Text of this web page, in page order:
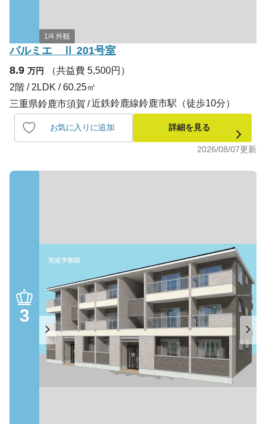
1/4 外観
パルミエ Ⅱ 201号室
8.9 万円
（共益費 5,500円）
2階 / 2LDK / 60.25㎡
三重県鈴鹿市須賀
近鉄鈴鹿線鈴鹿市駅（徒歩10分）
お気に入りに追加 詳細を見る
2026/08/07更新
3